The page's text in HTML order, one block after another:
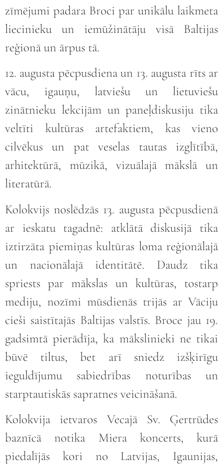
zīmējumi padara Broci par unikālu laikmeta
liecinieku un iemūžinātāju visā Baltijas
reģionā un ārpus tā.
12. augusta pēcpusdiena un 13. augusta rīts ar
vācu, igauņu, latviešu un lietuviešu
zinātnieku lekcijām un paneļdiskusiju tika
veltīti kultūras artefaktiem, kas vieno
cilvēkus un pat veselas tautas izglītībā,
arhitektūrā, mūzikā, vizuālajā mākslā un
literatūrā.
Kolokvijs noslēdzās 13. augusta pēcpusdienā
ar ieskatu tagadnē: atklātā diskusijā tika
iztirzāta piemiņas kultūras loma reģionālajā
un nacionālajā identitātē. Daudz tika
spriests par mākslas un kultūras, tostarp
mediju, nozīmi mūsdienās trijās ar Vāciju
cieši saistītajās Baltijas valstīs. Broce jau 19.
gadsimtā pierādīja, ka mākslinieki ne tikai
būvē tiltus, bet arī sniedz izšķirīgu
ieguldījumu sabiedrības noturības un
starptautiskās sapratnes veicināšanā.
Kolokvija ietvaros Vecajā Sv. Ģertrūdes
baznīcā notika Miera koncerts, kurā
piedalījās kori no Latvijas, Igaunijas,